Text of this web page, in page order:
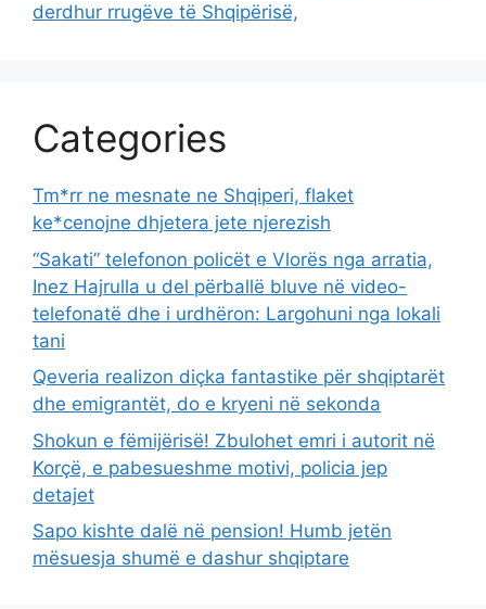
derdhur rrugëve të Shqipërisë,
Categories
Tm*rr ne mesnate ne Shqiperi, flaket
ke*cenojne dhjetera jete njerezish
“Sakati” telefonon policët e Vlorës nga arratia,
Inez Hajrulla u del përballë bluve në video-
telefonatë dhe i urdhëron: Largohuni nga lokali
tani
Qeveria realizon diçka fantastike për shqiptarët
dhe emigrantët, do e kryeni në sekonda
Shokun e fëmijërisë! Zbulohet emri i autorit në
Korçë, e pabesueshme motivi, policia jep
detajet
Sapo kishte dalë në pension! Humb jetën
mësuesja shumë e dashur shqiptare